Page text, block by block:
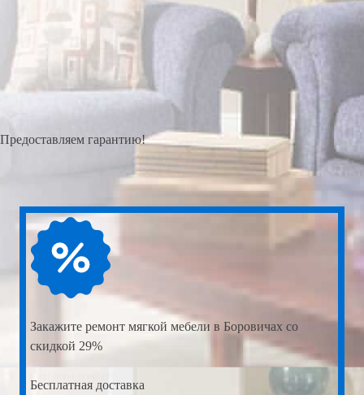
Предоставляем гарантию!
Закажите ремонт мягкой мебели в Боровичах со
скидкой 29%
Бесплатная доставка